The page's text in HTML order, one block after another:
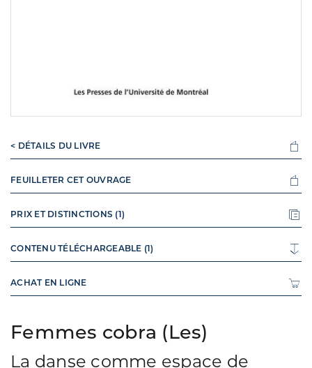
Femmes cobra (Les)
La danse comme espace de
< DÉTAILS DU LIVRE
FEUILLETER CET OUVRAGE
PRIX ET DISTINCTIONS (1)
CONTENU TÉLÉCHARGEABLE (1)
ACHAT EN LIGNE